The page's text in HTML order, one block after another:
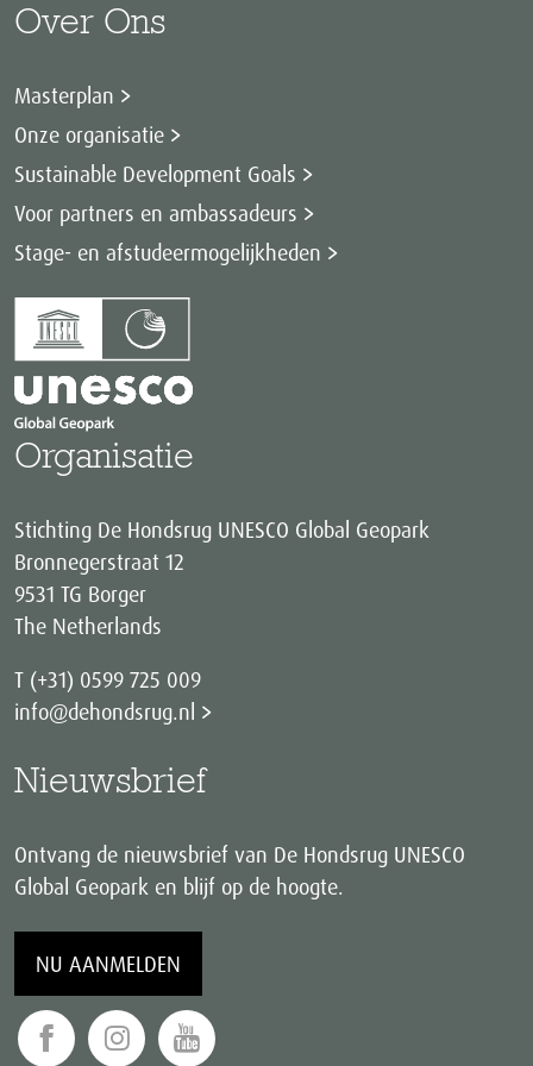
Over Ons
Masterplan
Onze organisatie
Sustainable Development Goals
Voor partners en ambassadeurs
Stage- en afstudeermogelijkheden
Organisatie
Stichting De Hondsrug UNESCO Global Geopark
Bronnegerstraat 12
9531 TG Borger
The Netherlands
T (+31) 0599 725 009
info@dehondsrug.nl
Nieuwsbrief
Ontvang de nieuwsbrief van De Hondsrug UNESCO
Global Geopark en blijf op de hoogte.
NU AANMELDEN